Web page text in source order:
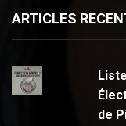
ARTICLES
de